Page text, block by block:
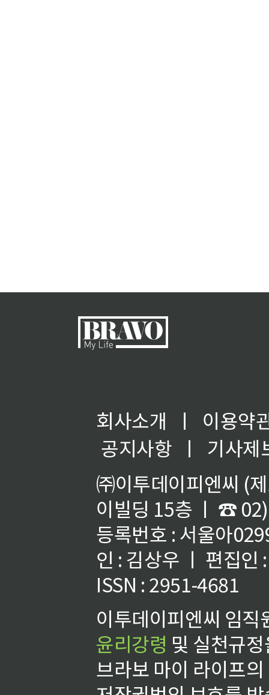
회사소개 ㅣ
이용약
공지사항
ㅣ
기사제
㈜이투데이피엔씨 (
이빌딩 15층 ㅣ ☎
등록번호 : 서울아
인 : 김상우 ㅣ 편집인
ISSN : 2951-4681
이투데이피엔씨 임
윤리강령 및 실천규
브라보 마이 라이프